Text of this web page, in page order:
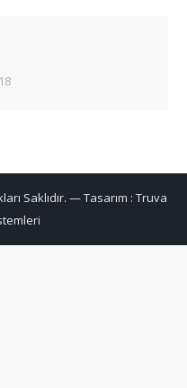
Saklıdır. — Tasarım : Truva